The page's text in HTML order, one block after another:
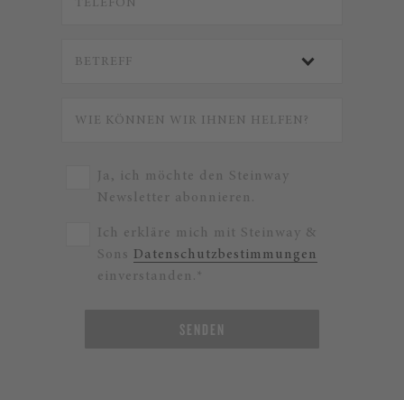
Ja, ich möchte den Steinway
Newsletter abonnieren.
Ich erkläre mich mit Steinway &
Sons Datenschutzbestimmungen
einverstanden.*
SENDEN